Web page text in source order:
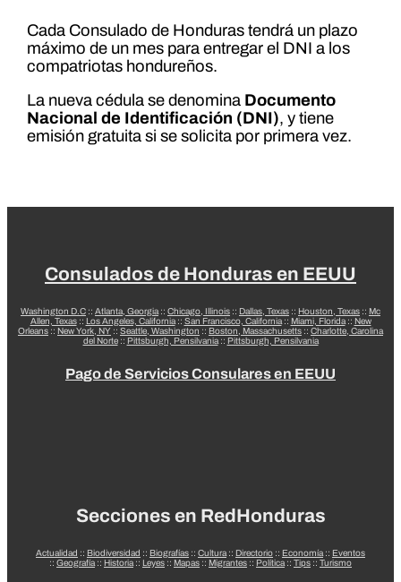
Cada Consulado de Honduras tendrá un plazo
máximo de un mes para entregar el DNI a los
compatriotas hondureños.
La nueva cédula se denomina Documento
Nacional de Identificación (DNI), y tiene
emisión gratuita si se solicita por primera vez.
Consulados de Honduras en EEUU
Washington D.C :: Atlanta, Georgia :: Chicago, Illinois :: Dallas, Texas :: Houston, Texas :: Mc
Allen, Texas:: Los Angeles, California:: San Francisco, California:: Miami, Florida:: New
Orleans :: New York, NY :: Seattle, Washington :: Boston, Massachusetts :: Charlotte, Carolina
del Norte:: Pittsburgh, Pensilvania:: Pittsburgh, Pensilvania
Pago de Servicios Consulares en EEUU
Secciones en RedHonduras
Actualidad :: Biodiversidad :: Biografías :: Cultura :: Directorio :: Economía :: Eventos
:: Geografía :: Historia :: Leyes :: Mapas :: Migrantes :: Política :: Tips :: Turismo